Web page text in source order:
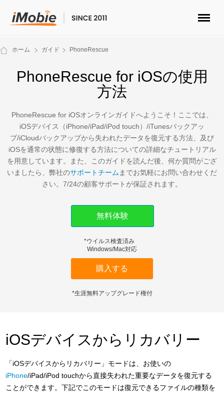
ロック解除&データ復元
データ転送
便利ツール
ソリューション
ストア
ホーム ガイド PhoneRescue
PhoneRescue for iOSの使用
方法
PhoneRescue for iOSオンラインガイドへようこそ！ここでは、
iOSデバイス（iPhone/iPad/iPod touch）/iTunesバックアッ
プ/iCloudバックアップから失われたデータを復元する方法、及び
iOSを通常の状態に修復する方法についての詳細なチュートリアル
を用意しています。また、このガイドを読んだ後、何か質問がござ
いましたら、弊社のサポートチーム までお気軽にお問い合わせくだ
さい。7/24の顧客サポートが保証されます。
無料体験
*ウイルス検査済み
Windows/Mac対応
購入する
*生涯無料アップグレード権付
iOSデバイスからリカバリー
「iOSデバイスからリカバリー」モードは、お使いの
iPhone/iPad/iPod touchから直接失われた重要なデータを復元する
ことができます。下記でこのモードは復元できるファイルの種類を